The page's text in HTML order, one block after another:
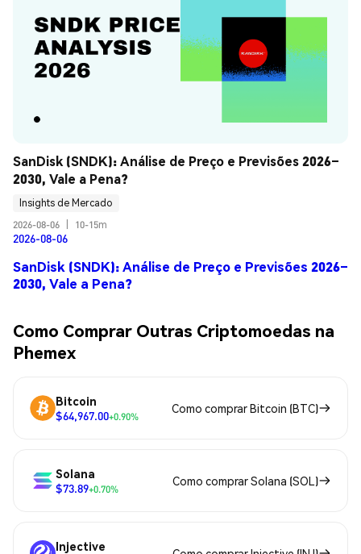
SanDisk (SNDK): Análise de Preço e Previsões 2026–
2030, Vale a Pena?
Insights de Mercado
2026-08-06
10-15m
2026-08-06
SanDisk (SNDK): Análise de Preço e Previsões 2026–
2030, Vale a Pena?
Como Comprar Outras Criptomoedas na
Phemex
Bitcoin
$64,967.00+0.90%
Como comprar Bitcoin (BTC)
Solana
$73.89+0.70%
Como comprar Solana (SOL)
Injective